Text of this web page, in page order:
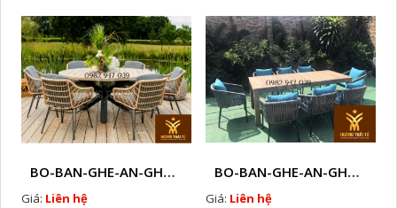
BO-BAN-GHE-AN-GHE-CAFE-MAY-NHUA-NGOAI-TROI-W3
Giá: Liên hệ
BO-BAN-GHE-AN-GHE-CAFE-MAY-NHUA-NGOAI-TROI-W4
Giá: Liên hệ